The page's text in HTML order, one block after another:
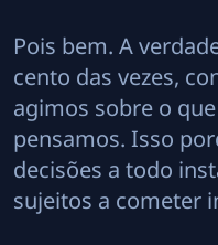
Pois bem. A
cento das vezes,
agimos sobre o
pensamos. Isso
decisões a todo
sujeitos a cometer